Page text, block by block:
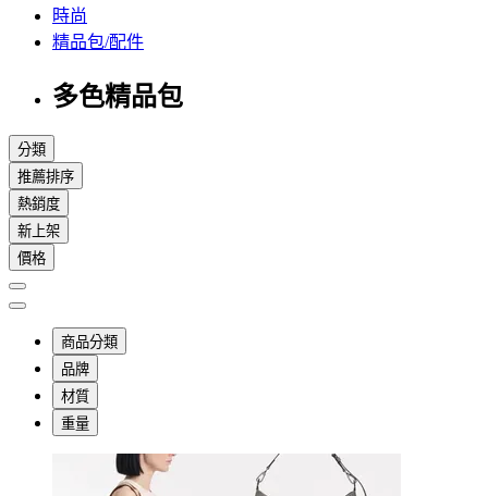
時尚
精品包/配件
多色精品包
分類
推薦排序
熱銷度
新上架
價格
商品分類
品牌
材質
重量